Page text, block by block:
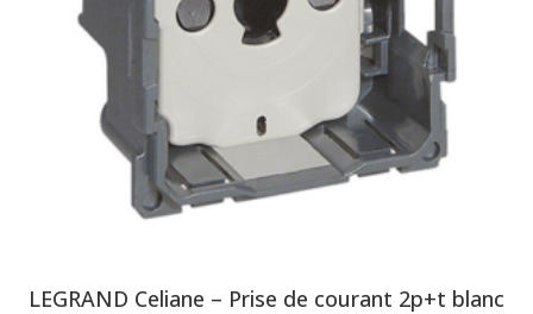
LEGRAND Celiane – Prise de courant 2p+t blanc